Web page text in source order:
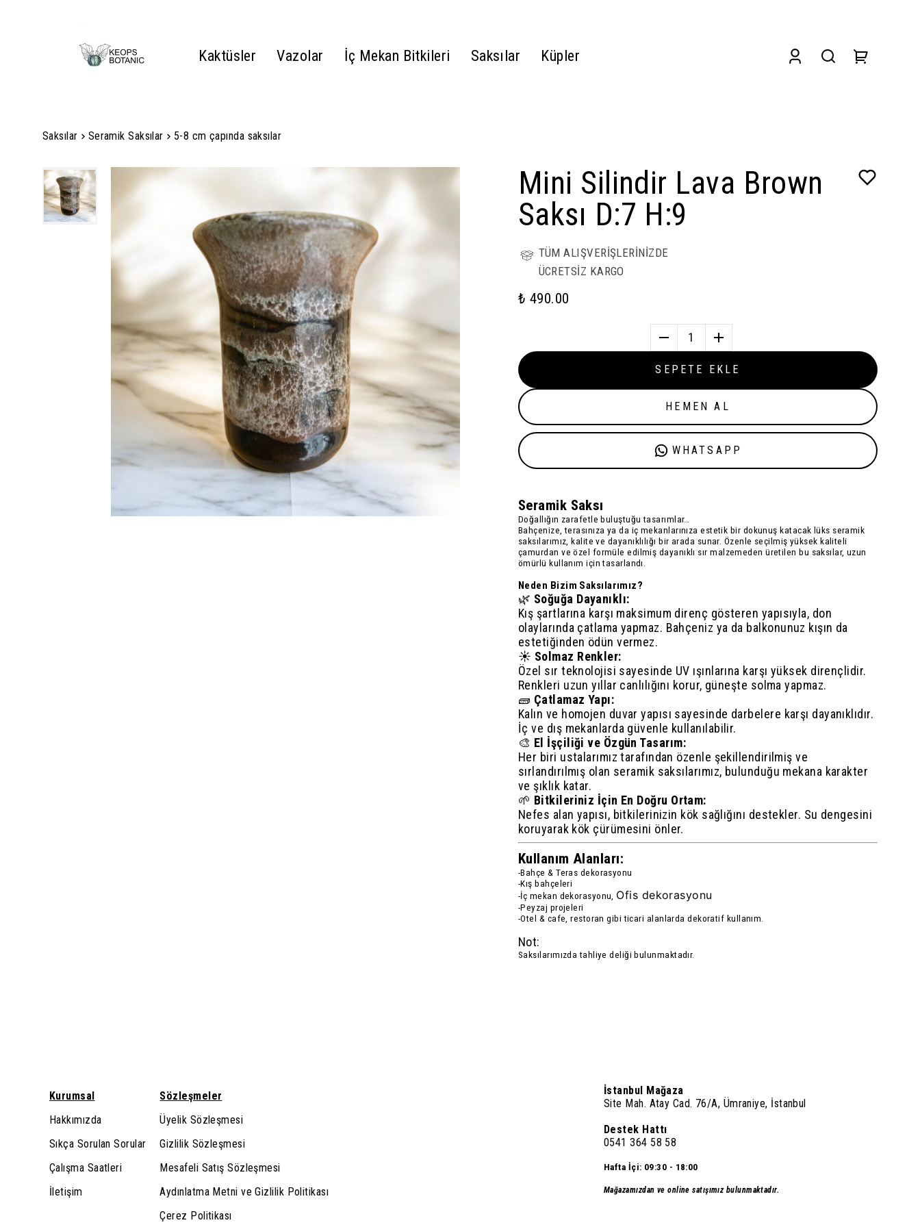
Kaktüsler Vazolar İç Mekan Bitkileri Saksılar Küpler
Saksılar Seramik Saksılar 5-8 cm çapında saksılar
Mini Silindir Lava Brown
Saksı D:7 H:9
TÜM ALIŞVERİŞLERİNİZDE
ÜCRETSİZ KARGO
₺ 490.00
1
SEPETE EKLE
HEMEN AL
WHATSAPP
Seramik Saksı
Doğallığın zarafetle buluştuğu tasarımlar…
Bahçenize, terasınıza ya da iç mekanlarınıza estetik bir dokunuş katacak lüks seramik
saksılarımız , kalite ve dayanıklılığı bir arada sunar. Özenle seçilmiş yüksek kaliteli
çamurdan ve özel formüle edilmiş dayanıklı sır malzemeden üretilen bu saksılar, uzun
ömürlü kullanım için tasarlandı.
Neden Bizim Saksılarımız?
🌿 Soğuğa Dayanıklı:
Kış şartlarına karşı maksimum direnç gösteren yapısıyla, don
olaylarında çatlama yapmaz. Bahçeniz ya da balkonunuz kışın da
estetiğinden ödün vermez.
☀️ Solmaz Renkler:
Özel sır teknolojisi sayesinde UV ışınlarına karşı yüksek dirençlidir.
Renkleri uzun yıllar canlılığını korur, güneşte solma yapmaz.
🧱 Çatlamaz Yapı:
Kalın ve homojen duvar yapısı sayesinde darbelere karşı dayanıklıdır.
İç ve dış mekanlarda güvenle kullanılabilir.
🎨 El İşçiliği ve Özgün Tasarım:
Her biri ustalarımız tarafından özenle şekillendirilmiş ve
sırlandırılmış olan seramik saksılarımız, bulunduğu mekana karakter
ve şıklık katar.
🌱 Bitkileriniz İçin En Doğru Ortam:
Nefes alan yapısı, bitkilerinizin kök sağlığını destekler. Su dengesini
koruyarak kök çürümesini önler.
Kullanım Alanları:
-Bahçe & Teras dekorasyonu
-Kış bahçeleri
-İç mekan dekorasyonu, Ofis dekorasyonu
-Peyzaj projeleri
-Otel & cafe, restoran gibi ticari alanlarda dekoratif kullanım.
Not:
Saksılarımızda tahliye deliği bulunmaktadır.
Kurumsal
Hakkımızda
Sıkça Sorulan Sorular
Çalışma Saatleri
İletişim
Sözleşmeler
Üyelik Sözleşmesi
Gizlilik Sözleşmesi
Mesafeli Satış Sözleşmesi
Aydınlatma Metni ve Gizlilik Politikası
Çerez Politikası
İstanbul Mağaza
Site Mah. Atay Cad. 76/A, Ümraniye, İstanbul
Destek Hattı
0541 364 58 58
Hafta İçi: 09:30 - 18:00
Mağazamızdan ve online satışımız bulunmaktadır.